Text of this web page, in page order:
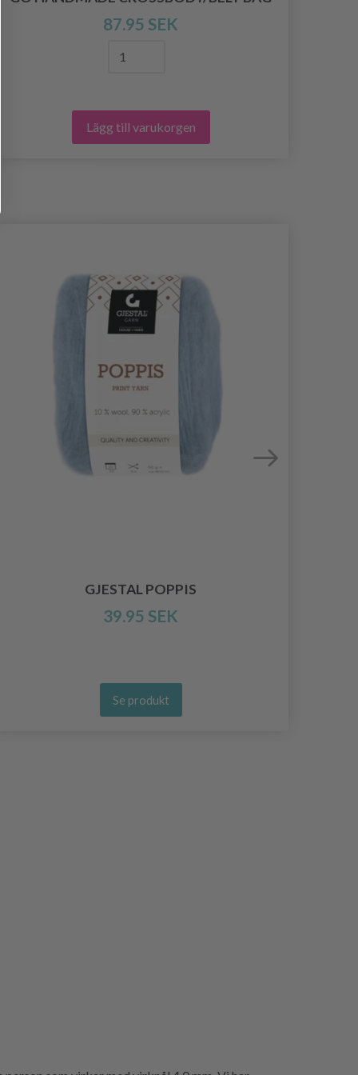
87.95 SEK
Lägg till varukorgen
GJESTAL POPPIS
39.95 SEK
Se produkt